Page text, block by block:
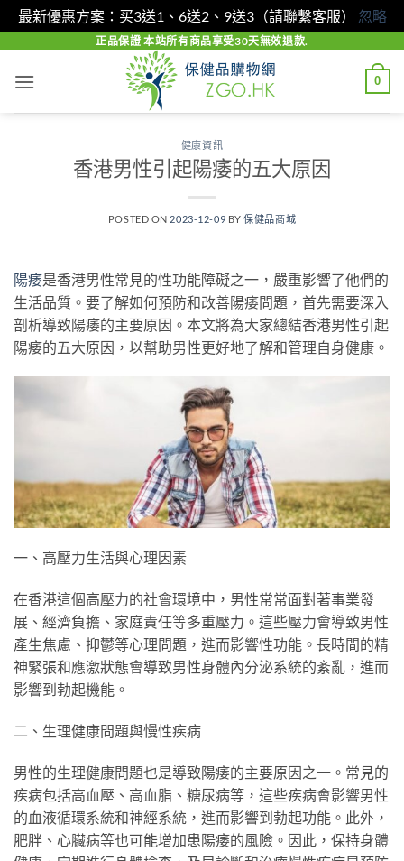
最新優惠方案：买3送1、6送2、9送3（請聯繫客服） 忽略
content
正品保證 本站所有商品享受30天無效退款.
0
健康資訊
香港男性引起陽痿的五大原因
POSTED ON 2023-12-09 BY保健品商城
陽痿是香港男性常見的性功能障礙之一，嚴重影響了他們的
生活品質。要了解如何預防和改善陽痿問題，首先需要深入
剖析導致陽痿的主要原因。本文將為大家總結香港男性引起
陽痿的五大原因，以幫助男性更好地了解和管理自身健康。
一、高壓力生活與心理因素
在香港這個高壓力的社會環境中，男性常常面對著事業發
展、經濟負擔、家庭責任等多重壓力。這些壓力會導致男性
產生焦慮、抑鬱等心理問題，進而影響性功能。長時間的精
神緊張和應激狀態會導致男性身體內分泌系統的紊亂，進而
影響到勃起機能。
二、生理健康問題與慢性疾病
男性的生理健康問題也是導致陽痿的主要原因之一。常見的
疾病包括高血壓、高血脂、糖尿病等，這些疾病會影響男性
的血液循環系統和神經系統，進而影響到勃起功能。此外，
肥胖、心臟病等也可能增加患陽痿的風險。因此，保持身體